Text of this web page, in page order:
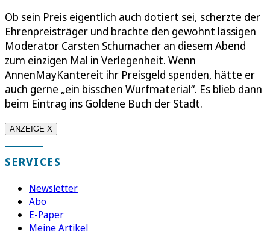
Ob sein Preis eigentlich auch dotiert sei, scherzte der
Ehrenpreisträger und brachte den gewohnt lässigen
Moderator Carsten Schumacher an diesem Abend
zum einzigen Mal in Verlegenheit. Wenn
AnnenMayKantereit ihr Preisgeld spenden, hätte er
auch gerne „ein bisschen Wurfmaterial“. Es blieb dann
beim Eintrag ins Goldene Buch der Stadt.
ANZEIGE X
SERVICES
Newsletter
Abo
E-Paper
Meine Artikel